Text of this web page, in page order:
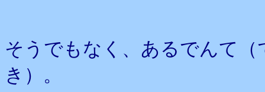
そうでもなく、あるでんて
き）。